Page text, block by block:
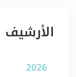
الأرشيف
2026